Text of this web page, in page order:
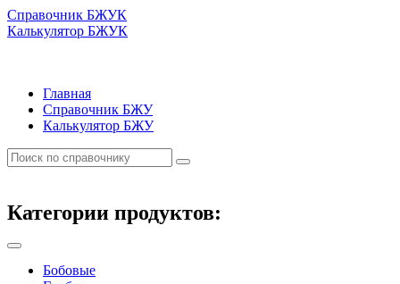
Справочник БЖУК
Калькулятор БЖУК
Главная
Справочник БЖУ
Калькулятор БЖУ
Категории продуктов:
Бобовые